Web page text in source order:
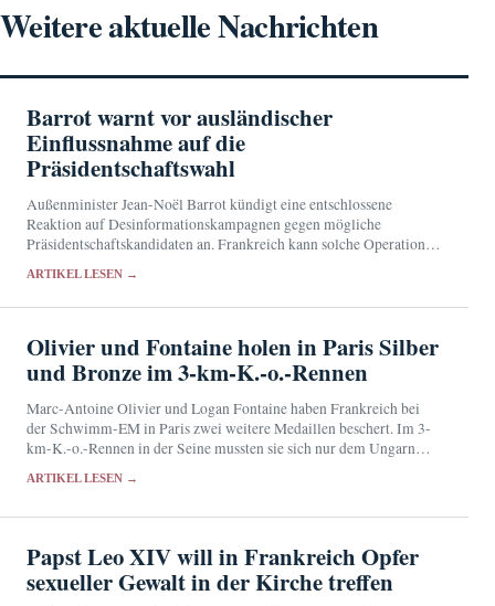
Weitere aktuelle Nachrichten
Barrot warnt vor ausländischer
Einflussnahme auf die
Präsidentschaftswahl
Außenminister Jean-Noël Barrot kündigt eine entschlossene
Reaktion auf Desinformationskampagnen gegen mögliche
Präsidentschaftskandidaten an. Frankreich kann solche Operationen
noch nicht vollständig.
ARTIKEL LESEN →
Olivier und Fontaine holen in Paris Silber
und Bronze im 3-km-K.-o.-Rennen
Marc-Antoine Olivier und Logan Fontaine haben Frankreich bei
der Schwimm-EM in Paris zwei weitere Medaillen beschert. Im 3-
km-K.-o.-Rennen in der Seine mussten sie sich nur dem Ungarn
ARTIKEL LESEN →
Papst Leo XIV will in Frankreich Opfer
sexueller Gewalt in der Kirche treffen